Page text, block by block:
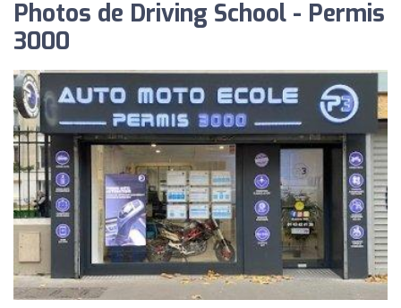
Photos de Driving School - Permis
3000